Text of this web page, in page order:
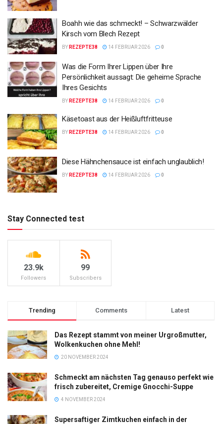
Boahh wie das schmeckt! – Schwarzwälder
Kirsch vom Blech Rezept
BY REZEPTE38 14 FEBRUAR 2026 0
Was die Form Ihrer Lippen über Ihre
Persönlichkeit aussagt: Die geheime Sprache
Ihres Gesichts
BY REZEPTE38 14 FEBRUAR 2026 0
Käsetoast aus der Heißluftfritteuse
BY REZEPTE38 14 FEBRUAR 2026 0
Diese Hähnchensauce ist einfach unglaublich!
BY REZEPTE38 14 FEBRUAR 2026 0
Stay Connected test
23.9k
Followers
99
Subscribers
Trending Comments Latest
Das Rezept stammt von meiner Urgroßmutter,
Wolkenkuchen ohne Mehl!
20 NOVEMBER 2024
Schmeckt am nächsten Tag genauso perfekt wie
frisch zubereitet, Cremige Gnocchi-Suppe
4 NOVEMBER 2024
Supersaftiger Zimtkuchen einfach in der